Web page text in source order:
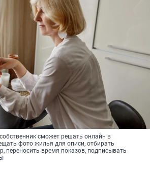
сможет решать онлайн в
фото жилья для описи, отбирать
переносить время показов, подписывать